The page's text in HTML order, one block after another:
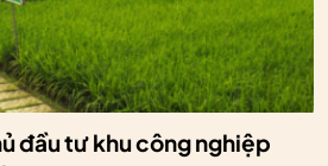
đầu tư khu công nghiệp